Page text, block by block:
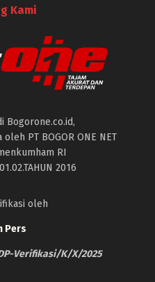
Kami
Bogorone.co.id,
PT BOGOR ONE NET
RI
2016
oleh
Pers
Verifikasi/K/X/2025